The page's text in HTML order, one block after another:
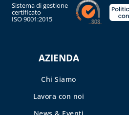
BENDE, NASTRI E
GUARNIZIONI
SPIRALATE
ESTENSIBILI E
TERMORETRAIBILI
Sistema di gestione
certificato
ISO 9001:2015
AZIENDA
Chi Siamo
Lavora con noi
News & Eventi